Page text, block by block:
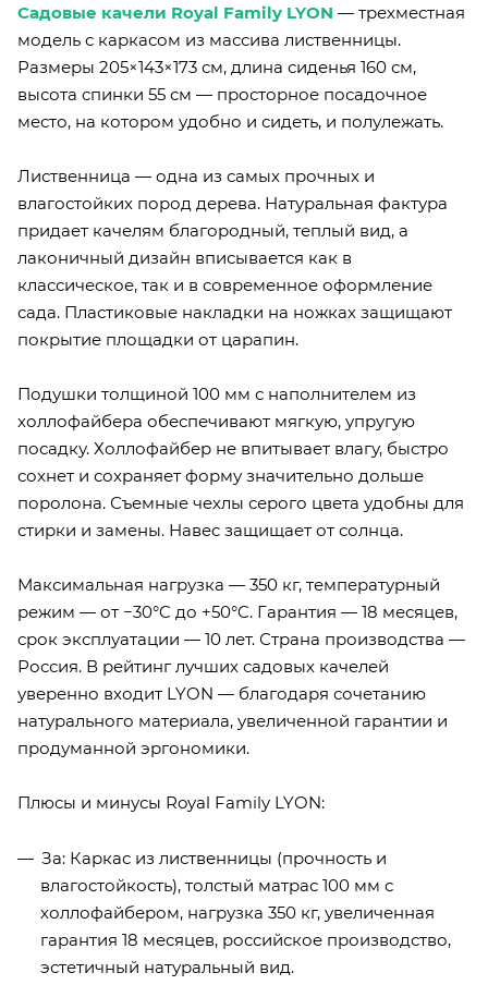
Садовые качели Royal Family LYON — трехместная
модель с каркасом из массива лиственницы.
Размеры 205×143×173 см, длина сиденья 160 см,
высота спинки 55 см — просторное посадочное
место, на котором удобно и сидеть, и полулежать.
Лиственница — одна из самых прочных и
влагостойких пород дерева. Натуральная фактура
придает качелям благородный, теплый вид, а
лаконичный дизайн вписывается как в
классическое, так и в современное оформление
сада. Пластиковые накладки на ножках защищают
покрытие площадки от царапин.
Подушки толщиной 100 мм с наполнителем из
холлофайбера обеспечивают мягкую, упругую
посадку. Холлофайбер не впитывает влагу, быстро
сохнет и сохраняет форму значительно дольше
поролона. Съемные чехлы серого цвета удобны для
стирки и замены. Навес защищает от солнца.
Максимальная нагрузка — 350 кг, температурный
режим — от −30°C до +50°C. Гарантия — 18 месяцев,
срок эксплуатации — 10 лет. Страна производства —
Россия. В рейтинг лучших садовых качелей
уверенно входит LYON — благодаря сочетанию
натурального материала, увеличенной гарантии и
продуманной эргономики.
Плюсы и минусы Royal Family LYON:
За: Каркас из лиственницы (прочность и
влагостойкость), толстый матрас 100 мм с
холлофайбером, нагрузка 350 кг, увеличенная
гарантия 18 месяцев, российское производство,
эстетичный натуральный вид.